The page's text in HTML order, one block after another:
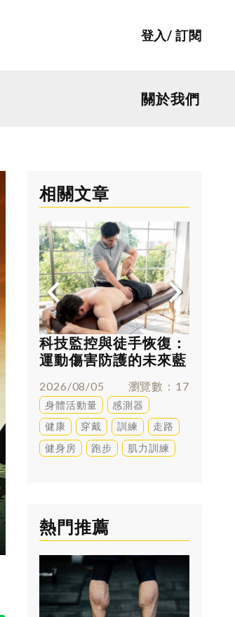
登入 訂閱
關於我們
相關文章
科技監控與徒手恢復：
運動傷害防護的未來藍
2026/08/05 瀏覽數 17
身體活動量
感測器
健康
穿戴 訓練
走路
健身房
跑步 肌力訓練
熱門推薦